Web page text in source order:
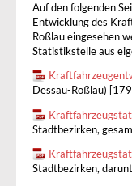
Auf den folgenden
Entwicklung des
Roßlau eingesehen
Statistikstelle aus
Dessau-Roßlau) [179
Stadtbezirken,
Stadtbezirken,